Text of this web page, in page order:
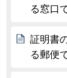
る窓口
証明書
る郵便